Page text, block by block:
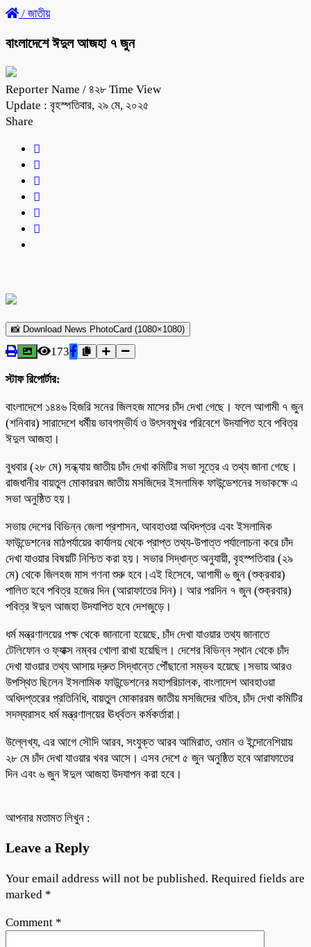
/ জাতীয়
বাংলাদেশে ঈদুল আজহা ৭ জুন
Reporter Name / ৪২৮ Time View
Update : বৃহস্পতিবার, ২৯ মে, ২০২৫
Share
📸 Download News PhotoCard (1080×1080)
173
স্টাফ রিপোর্টার:
বাংলাদেশে ১৪৪৬ হিজরি সনের জিলহজ মাসের চাঁদ দেখা গেছে। ফলে আগামী ৭ জুন
(শনিবার) সারাদেশে ধর্মীয় ভাবগম্ভীর্য ও উৎসবমুখর পরিবেশে উদযাপিত হবে পবিত্র
ঈদুল আজহা।
বুধবার (২৮ মে) সন্ধ্যায় জাতীয় চাঁদ দেখা কমিটির সভা সূত্রে এ তথ্য জানা গেছে।
রাজধানীর বায়তুল মোকাররম জাতীয় মসজিদের ইসলামিক ফাউন্ডেশনের সভাকক্ষে এ
সভা অনুষ্ঠিত হয়।
সভায় দেশের বিভিন্ন জেলা প্রশাসন, আবহাওয়া অধিদপ্তর এবং ইসলামিক
ফাউন্ডেশনের মাঠপর্যায়ের কার্যালয় থেকে প্রাপ্ত তথ্য-উপাত্ত পর্যালোচনা করে চাঁদ
দেখা যাওয়ার বিষয়টি নিশ্চিত করা হয়। সভার সিদ্ধান্ত অনুযায়ী, বৃহস্পতিবার (২৯
মে) থেকে জিলহজ মাস গণনা শুরু হবে।এই হিসেবে, আগামী ৬ জুন (শুক্রবার)
পালিত হবে পবিত্র হজের দিন (আরাফাতের দিন)। আর পরদিন ৭ জুন (শুক্রবার)
পবিত্র ঈদুল আজহা উদযাপিত হবে দেশজুড়ে।
ধর্ম মন্ত্রণালয়ের পক্ষ থেকে জানানো হয়েছে, চাঁদ দেখা যাওয়ার তথ্য জানাতে
টেলিফোন ও ফ্যাক্স নম্বর খোলা রাখা হয়েছিল। দেশের বিভিন্ন স্থান থেকে চাঁদ
দেখা যাওয়ার তথ্য আসায় দ্রুত সিদ্ধান্তে পৌঁছানো সম্ভব হয়েছে।সভায় আরও
উপস্থিত ছিলেন ইসলামিক ফাউন্ডেশনের মহাপরিচালক, বাংলাদেশ আবহাওয়া
অধিদপ্তরের প্রতিনিধি, বায়তুল মোকাররম জাতীয় মসজিদের খতিব, চাঁদ দেখা কমিটির
সদস্যরাসহ ধর্ম মন্ত্রণালয়ের ঊর্ধ্বতন কর্মকর্তারা।
উল্লেখ্য, এর আগে সৌদি আরব, সংযুক্ত আরব আমিরাত, ওমান ও ইন্দোনেশিয়ায়
২৮ মে চাঁদ দেখা যাওয়ার খবর আসে। এসব দেশে ৫ জুন অনুষ্ঠিত হবে আরাফাতের
দিন এবং ৬ জুন ঈদুল আজহা উদযাপন করা হবে।
আপনার মতামত লিখুন :
Leave a Reply
Your email address will not be published. Required fields are
marked *
Comment *